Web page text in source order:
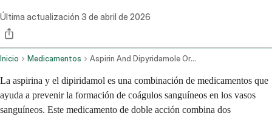
Última actualización 3 de abril de 2026
Inicio Medicamentos Aspirin And Dipyridamole Oral Route
La aspirina y el dipiridamol es una combinación de medicamentos que
ayuda a prevenir la formación de coágulos sanguíneos en los vasos
sanguíneos. Este medicamento de doble acción combina dos